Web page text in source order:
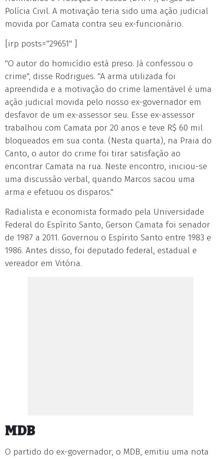
Polícia Civil. A motivação teria sido uma ação judicial
movida por Camata contra seu ex-funcionário.
[irp posts="29651" ]
"O autor do homicídio está preso. Já confessou o
crime", disse Rodrigues. "A arma utilizada foi
apreendida e a motivação do crime lamentável é uma
ação judicial movida pelo nosso ex-governador em
desfavor de um ex-assessor seu. Esse ex-assessor
trabalhou com Camata por 20 anos e teve R$ 60 mil
bloqueados em sua conta. (Nesta quarta), na Praia do
Canto, o autor do crime foi tirar satisfação ao
encontrar Camata na rua. Neste encontro, iniciou-se
uma discussão verbal, quando Marcos sacou uma
arma e efetuou os disparos."
Radialista e economista formado pela Universidade
Federal do Espírito Santo, Gerson Camata foi senador
de 1987 a 2011. Governou o Espírito Santo entre 1983 e
1986. Antes disso, foi deputado federal, estadual e
vereador em Vitória.
MDB
O partido do ex-governador, o MDB, emitiu uma nota